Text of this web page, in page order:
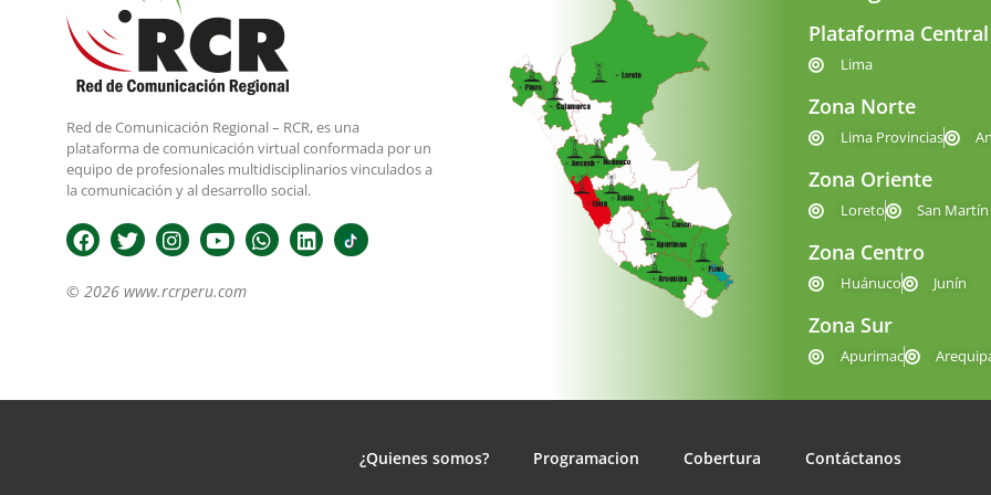
Red de Comunicación Regional – RCR, es una
plataforma de comunicación virtual conformada por un
equipo de profesionales multidisciplinarios vinculados a
la comunicación y al desarrollo social.
© 2026 www.rcrperu.com
Plataforma Central
Lima
Zona Norte
Lima Provincias
Zona Oriente
Loreto San Martín
Zona Centro
Huánuco Junín
Zona Sur
Apurimac
¿Quienes somos? Programacion Cobertura Contáctanos